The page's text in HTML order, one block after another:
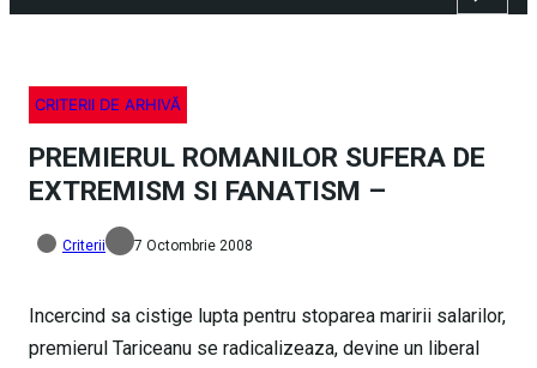
CRITERII DE ARHIVĂ
PREMIERUL ROMANILOR SUFERA DE
EXTREMISM SI FANATISM –
Criterii 7 Octombrie 2008
Incercind sa cistige lupta pentru stoparea maririi salarilor,
premierul Tariceanu se radicalizeaza, devine un liberal